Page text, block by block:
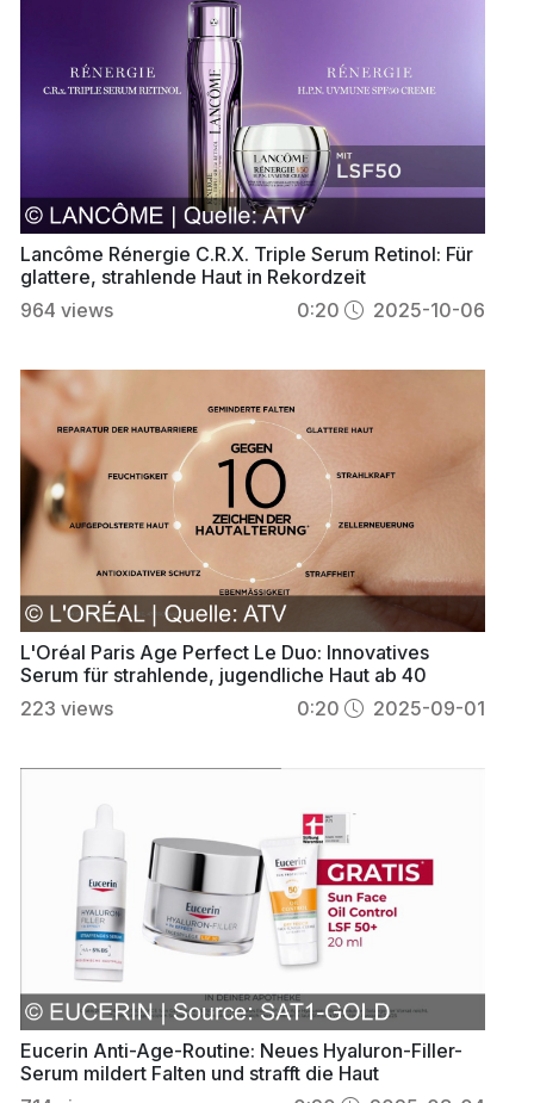
Lancôme Rénergie C.R.X. Triple Serum Retinol: Für
glattere, strahlende Haut in Rekordzeit
964 views 0:20 2025-10-06
L'Oréal Paris Age Perfect Le Duo: Innovatives
Serum für strahlende, jugendliche Haut ab 40
223 views 0:20 2025-09-01
Eucerin Anti-Age-Routine: Neues Hyaluron-Filler-
Serum mildert Falten und strafft die Haut